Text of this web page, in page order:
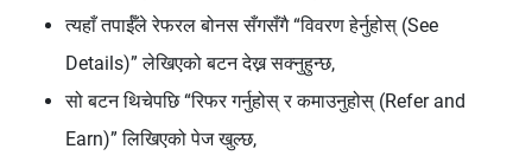
त्यहाँ तपाईँले रेफरल बोनस सँगसँगै “विवरण हेर्नुहोस् (See
Details)” लेखिएको बटन देख्न सक्नुहुन्छ,
सो बटन थिचेपछि “रिफर गर्नुहोस् र कमाउनुहोस् (Refer and
Earn)” लिखिएको पेज खुल्छ,